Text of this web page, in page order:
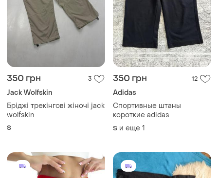
350 грн 3
Jack Wolfskin
Бріджі трекінгові жіночі jack
wolfskin
S
350 грн 12
Adidas
Спортивные штаны
короткие adidas
S и еще 1